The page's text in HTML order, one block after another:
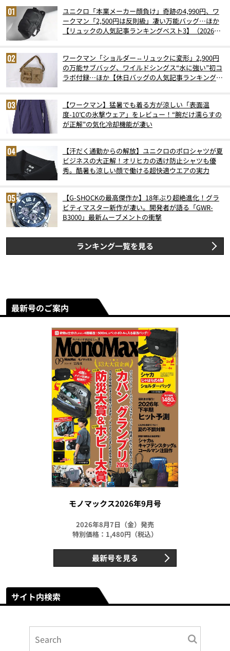
ユニクロ「本業メーカー顔負け」奇跡の4,990円、ワ
ークマン「2,500円は反則級」凄い万能バッグ…ほか
【リュックの人気記事ランキングベスト3】（2026年
ワークマン「ショルダー⇔リュックに変形」2,900円
の万能サブバッグ、ワイルドシングス“水に強い”初コ
ラボ付録…ほか【休日バッグの人気記事ランキングベ
【ワークマン】猛暑でも着る方が涼しい「表面温
度-10℃の氷撃ウェア」をレビュー！“腕だけ濡らすの
が正解”の気化冷却機能が凄い
【汗だく通勤からの解放】ユニクロのポロシャツが夏
ビジネスの大正解！オリヒカの透け防止シャツも優
秀。酷暑も涼しい顔で働ける超快適ウエアの実力
【G-SHOCKの最高傑作か】18年ぶり超絶進化！グラ
ビティマスター新作が凄い。開発者が語る「GWR-
B3000」最新ムーブメントの衝撃
ランキング一覧を見る
最新号のご案内
モノマックス2026年9月号
2026年8月7日（金）発売
特別価格：1,480円（税込）
最新号を見る
サイト内検索